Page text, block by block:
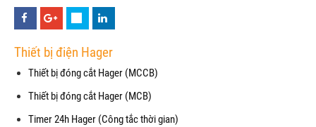
Thiết bị điện Hager
Thiết bị đóng cắt Hager (MCCB)
Thiết bị đóng cắt Hager (MCB)
Timer 24h Hager (Công tắc thời gian)